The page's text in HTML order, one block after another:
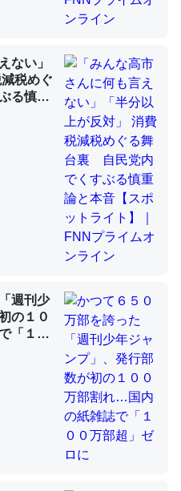
の600分の1程度。
酸素も不足してて両方に不
は」とあって面白い。海に
グモ）はカルシウムを使わ
酵素が違うのか？
大問題＝「昆虫はなぜ海にいな
を大量に使う脊椎動物と貝
類だと殻を無くしてナメク
大問題＝「昆虫はなぜ海にいな
ない」
税めぐ
る慎重
｜FNN
週刊少
の１０
「１０